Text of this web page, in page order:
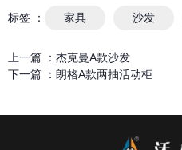
标签 ： 家具 沙发
上一篇 ： 杰克曼A款沙发
下一篇 ： 朗格A款两抽活动柜